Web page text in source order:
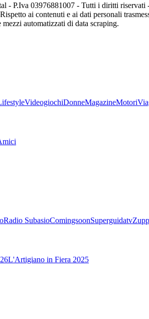
- P.Iva 03976881007 - Tutti i diritti
Rispetto ai contenuti e ai dati personali
automatizzati di data scraping.
VideogiochiDonneMagazineMotori
Radio SubasioComingsoonSuperguidatv
L'Artigiano in Fiera 2025